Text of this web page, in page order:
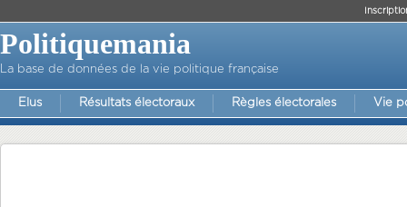
Politiquemania
La base de données de la vie politique française
Elus Résultats électoraux Règles électorales Vie